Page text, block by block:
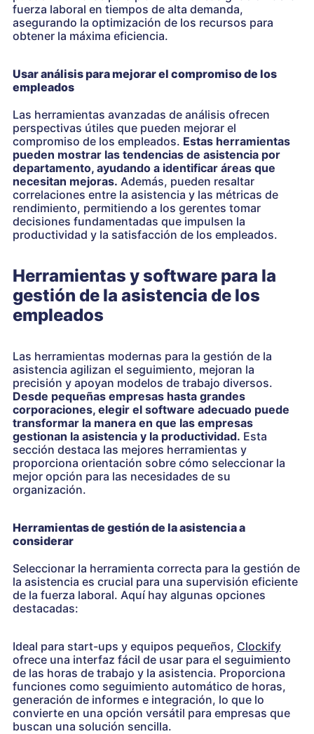
fuerza laboral en tiempos de alta demanda,
asegurando la optimización de los recursos para
obtener la máxima eficiencia.
Usar análisis para mejorar el compromiso de los
empleados
Las herramientas avanzadas de análisis ofrecen
perspectivas útiles que pueden mejorar el
compromiso de los empleados. Estas herramientas
pueden mostrar las tendencias de asistencia por
departamento, ayudando a identificar áreas que
necesitan mejoras. Además, pueden resaltar
correlaciones entre la asistencia y las métricas de
rendimiento, permitiendo a los gerentes tomar
decisiones fundamentadas que impulsen la
productividad y la satisfacción de los empleados.
Herramientas y software para la
gestión de la asistencia de los
empleados
Las herramientas modernas para la gestión de la
asistencia agilizan el seguimiento, mejoran la
precisión y apoyan modelos de trabajo diversos.
Desde pequeñas empresas hasta grandes
corporaciones, elegir el software adecuado puede
transformar la manera en que las empresas
gestionan la asistencia y la productividad. Esta
sección destaca las mejores herramientas y
proporciona orientación sobre cómo seleccionar la
mejor opción para las necesidades de su
organización.
Herramientas de gestión de la asistencia a
considerar
Seleccionar la herramienta correcta para la gestión de
la asistencia es crucial para una supervisión eficiente
de la fuerza laboral. Aquí hay algunas opciones
destacadas:
Ideal para start-ups y equipos pequeños, Clockify
ofrece una interfaz fácil de usar para el seguimiento
de las horas de trabajo y la asistencia. Proporciona
funciones como seguimiento automático de horas,
generación de informes e integración, lo que lo
convierte en una opción versátil para empresas que
buscan una solución sencilla.